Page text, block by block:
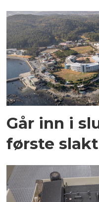
Går inn i
første slakt